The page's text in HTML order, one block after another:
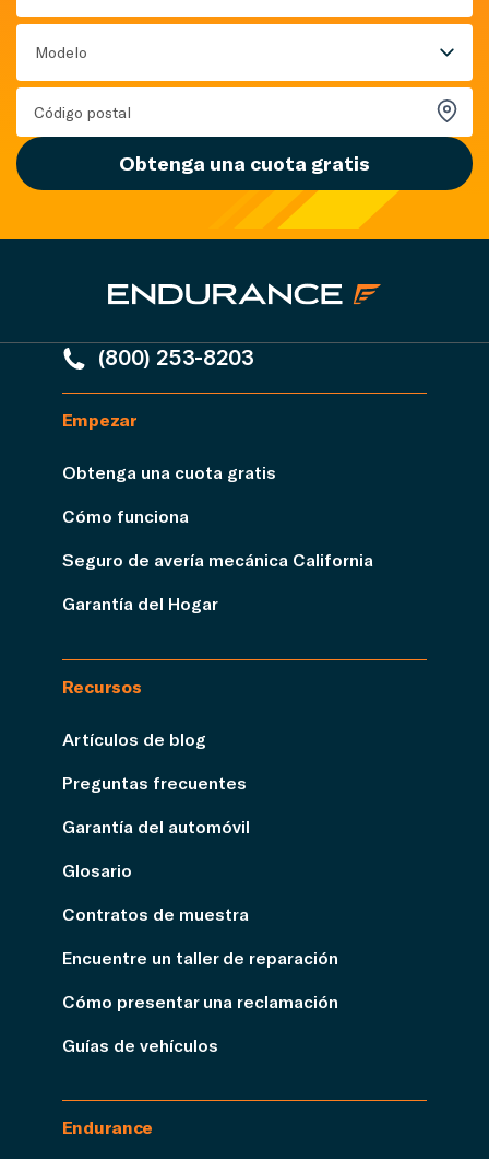
Modelo
Obtenga una cuota gratis
(800) 253-8203
Empezar
Obtenga una cuota gratis
Cómo funciona
Seguro de avería mecánica California
Garantía del Hogar
Recursos
Artículos de blog
Preguntas frecuentes
Garantía del automóvil
Glosario
Contratos de muestra
Encuentre un taller de reparación
Cómo presentar una reclamación
Guías de vehículos
Endurance